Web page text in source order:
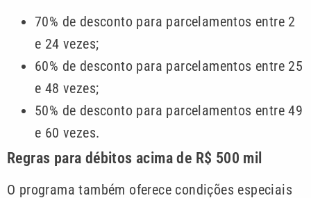
70% de desconto para parcelamentos entre 2
e 24 vezes;
60% de desconto para parcelamentos entre 25
e 48 vezes;
50% de desconto para parcelamentos entre 49
e 60 vezes.
Regras para débitos acima de R$ 500 mil
O programa também oferece condições especiais